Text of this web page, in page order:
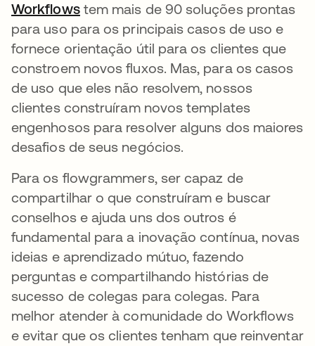
Workflowsabre em uma nova guia
tem mais de 90 soluções prontas
para uso para os principais casos de uso e
fornece orientação útil para os clientes que
constroem novos fluxos. Mas, para os casos
de uso que eles não resolvem, nossos
clientes construíram novos templates
engenhosos para resolver alguns dos maiores
desafios de seus negócios.
Para os flowgrammers, ser capaz de
compartilhar o que construíram e buscar
conselhos e ajuda uns dos outros é
fundamental para a inovação contínua, novas
ideias e aprendizado mútuo, fazendo
perguntas e compartilhando histórias de
sucesso de colegas para colegas. Para
melhor atender à comunidade do Workflows
e evitar que os clientes tenham que reinventar